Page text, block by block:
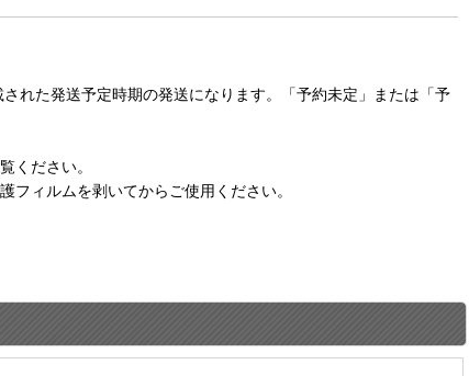
れた発送予定時期の発送になります。「予約未定」または「予
ください。
ィルムを剥いてからご使用ください。